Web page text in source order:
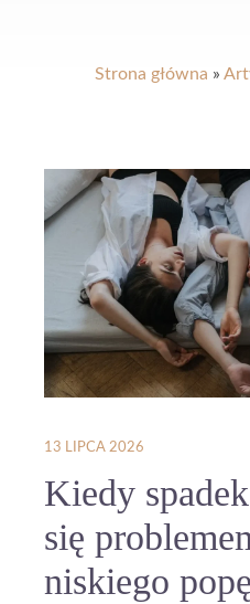
Strona główna »
13 LIPCA 2026
Kiedy
się
niskiego